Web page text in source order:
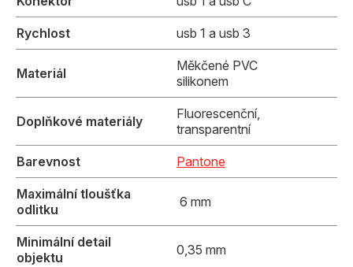
Rychlost usb 1 a usb 3
Materiál
Měkčené PVC
silikonem
Doplňkové materiály
Fluorescenční,
transparentní
Barevnost Pantone
Maximální tloušťka
odlitku
6 mm
Minimální detail
objektu
0,35 mm